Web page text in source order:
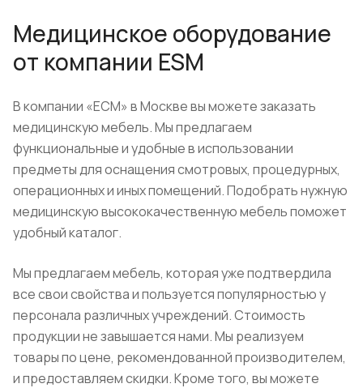
Медицинское оборудование
от компании ESM
В компании «ЕСМ» в Москве вы можете заказать
медицинскую мебель. Мы предлагаем
функциональные и удобные в использовании
предметы для оснащения смотровых, процедурных,
операционных и иных помещений. Подобрать нужную
медицинскую высококачественную мебель поможет
удобный каталог.
Мы предлагаем мебель, которая уже подтвердила
все свои свойства и пользуется популярностью у
персонала различных учреждений. Стоимость
продукции не завышается нами. Мы реализуем
товары по цене, рекомендованной производителем,
и предоставляем скидки. Кроме того, вы можете